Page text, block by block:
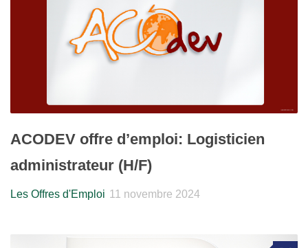
ACODEV offre d’emploi: Logisticien
administrateur (H/F)
Les Offres d'Emploi 11 novembre 2024